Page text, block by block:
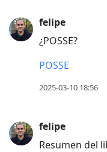
felipe
¿POSSE?
POSSE
2025-03-10 18:56
felipe
Resumen del